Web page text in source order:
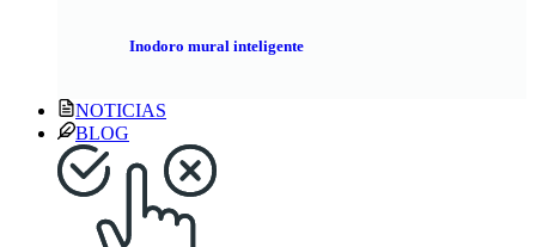
Inodoro mural inteligente
NOTICIAS
BLOG